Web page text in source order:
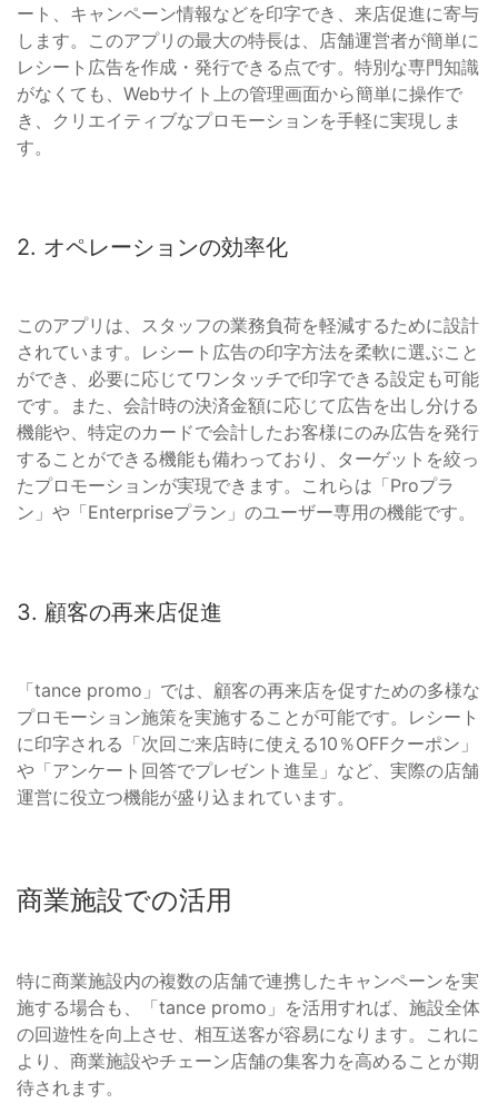
ート、キャンペーン情報などを印字でき、来店促進に寄与
します。このアプリの最大の特長は、店舗運営者が簡単に
レシート広告を作成・発行できる点です。特別な専門知識
がなくても、Webサイト上の管理画面から簡単に操作で
き、クリエイティブなプロモーションを手軽に実現しま
す。
2. オペレーションの効率化
このアプリは、スタッフの業務負荷を軽減するために設計
されています。レシート広告の印字方法を柔軟に選ぶこと
ができ、必要に応じてワンタッチで印字できる設定も可能
です。また、会計時の決済金額に応じて広告を出し分ける
機能や、特定のカードで会計したお客様にのみ広告を発行
することができる機能も備わっており、ターゲットを絞っ
たプロモーションが実現できます。これらは「Proプラ
ン」や「Enterpriseプラン」のユーザー専用の機能です。
3. 顧客の再来店促進
「tance promo」では、顧客の再来店を促すための多様な
プロモーション施策を実施することが可能です。レシート
に印字される「次回ご来店時に使える10％OFFクーポン」
や「アンケート回答でプレゼント進呈」など、実際の店舗
運営に役立つ機能が盛り込まれています。
商業施設での活用
特に商業施設内の複数の店舗で連携したキャンペーンを実
施する場合も、「tance promo」を活用すれば、施設全体
の回遊性を向上させ、相互送客が容易になります。これに
より、商業施設やチェーン店舗の集客力を高めることが期
待されます。